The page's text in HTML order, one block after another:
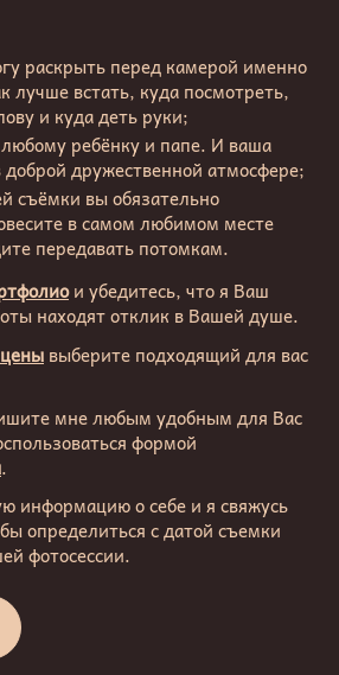
раскрыть перед камерой именно
лучше встать, куда посмотреть,
и куда деть руки;
ребёнку и папе. И ваша
дружественной атмосфере;
съёмки вы обязательно
в самом любимом месте
передавать потомкам.
и убедитесь, что я Ваш
находят отклик в Вашей душе.
выберите подходящий для вас
мне любым удобным для Вас
формой
.
информацию о себе и я свяжусь
определиться с датой съемки
фотосессии.